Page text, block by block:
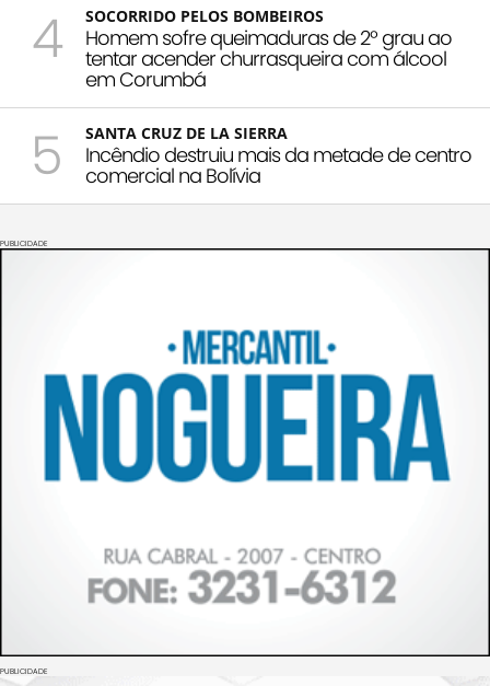
4 SOCORRIDO PELOS BOMBEIROS
Homem sofre queimaduras de 2º grau ao
tentar acender churrasqueira com álcool
em Corumbá
5 SANTA CRUZ DE LA SIERRA
Incêndio destruiu mais da metade de centro
comercial na Bolívia
PUBLICIDADE
PUBLICIDADE